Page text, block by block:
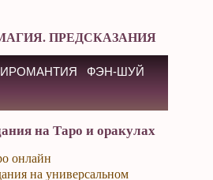
ПРЕДСКАЗАНИЯ
ФЭН-ШУЙ
на Таро и оракулах
онлайн
на универсальном